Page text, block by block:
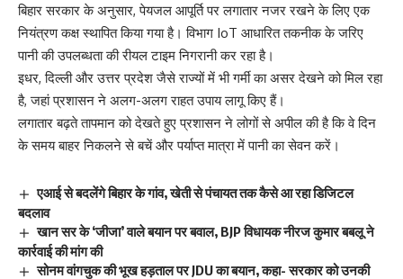
बिहार सरकार के अनुसार, पेयजल आपूर्ति पर लगातार नजर रखने के लिए एक
नियंत्रण कक्ष स्थापित किया गया है। विभाग IoT आधारित तकनीक के जरिए
पानी की उपलब्धता की रीयल टाइम निगरानी कर रहा है।
इधर, दिल्ली और उत्तर प्रदेश जैसे राज्यों में भी गर्मी का असर देखने को मिल रहा
है, जहां प्रशासन ने अलग-अलग राहत उपाय लागू किए हैं।
लगातार बढ़ते तापमान को देखते हुए प्रशासन ने लोगों से अपील की है कि वे दिन
के समय बाहर निकलने से बचें और पर्याप्त मात्रा में पानी का सेवन करें।
एआई से बदलेंगे बिहार के गांव, खेती से पंचायत तक कैसे आ रहा डिजिटल
बदलाव
खान सर के ‘जीजा’ वाले बयान पर बवाल, BJP विधायक नीरज कुमार बबलू ने
कार्रवाई की मांग की
सोनम वांगचुक की भूख हड़ताल पर JDU का बयान, कहा- सरकार को उनकी